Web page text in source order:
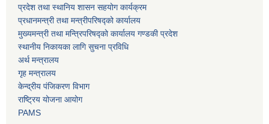
प्रदेश तथा स्थानिय शासन सहयोग कार्यक्रम
प्रधानमन्त्री तथा मन्त्रीपरिषद्को कार्यालय
मुख्यमन्त्री तथा मन्त्रिपरिषद्को कार्यालय गण्डकी प्रदेश
स्थानीय निकायका लागि सुचना प्रविधि
अर्थ मन्त्रालय
गृह मन्त्रालय
केन्द्रीय पंजिकरण विभाग
राष्ट्रिय योजना आयोग
PAMS